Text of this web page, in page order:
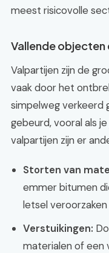
meest risicovolle
Vallende objecten
Valpartijen zijn de
vaak door het
simpelweg verkeerd
gebeurd, vooral als
valpartijen zijn er
Storten van
emmer bitumen
letsel veroorzaken
Verstuikingen:
materialen of een